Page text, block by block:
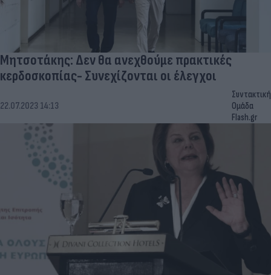
Μητσοτάκης: Δεν θα ανεχθούμε πρακτικές
κερδοσκοπίας- Συνεχίζονται οι έλεγχοι
22.07.2023 14:13
Συντακτική
Ομάδα
Flash.gr